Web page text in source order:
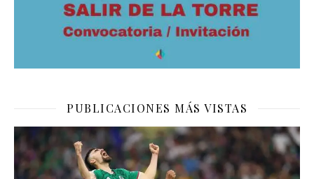
PUBLICACIONES MÁS VISTAS